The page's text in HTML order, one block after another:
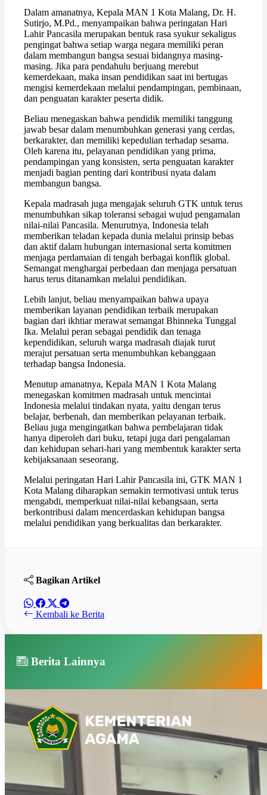
Dalam amanatnya, Kepala MAN 1 Kota Malang, Dr. H.
Sutirjo, M.Pd., menyampaikan bahwa peringatan Hari
Lahir Pancasila merupakan bentuk rasa syukur sekaligus
pengingat bahwa setiap warga negara memiliki peran
dalam membangun bangsa sesuai bidangnya masing-
masing. Jika para pendahulu berjuang merebut
kemerdekaan, maka insan pendidikan saat ini bertugas
mengisi kemerdekaan melalui pendampingan, pembinaan,
dan penguatan karakter peserta didik.
Beliau menegaskan bahwa pendidik memiliki tanggung
jawab besar dalam menumbuhkan generasi yang cerdas,
berkarakter, dan memiliki kepedulian terhadap sesama.
Oleh karena itu, pelayanan pendidikan yang prima,
pendampingan yang konsisten, serta penguatan karakter
menjadi bagian penting dari kontribusi nyata dalam
membangun bangsa.
Kepala madrasah juga mengajak seluruh GTK untuk terus
menumbuhkan sikap toleransi sebagai wujud pengamalan
nilai-nilai Pancasila. Menurutnya, Indonesia telah
memberikan teladan kepada dunia melalui prinsip bebas
dan aktif dalam hubungan internasional serta komitmen
menjaga perdamaian di tengah berbagai konflik global.
Semangat menghargai perbedaan dan menjaga persatuan
harus terus ditanamkan melalui pendidikan.
Lebih lanjut, beliau menyampaikan bahwa upaya
memberikan layanan pendidikan terbaik merupakan
bagian dari ikhtiar merawat semangat Bhinneka Tunggal
Ika. Melalui peran sebagai pendidik dan tenaga
kependidikan, seluruh warga madrasah diajak turut
merajut persatuan serta menumbuhkan kebanggaan
terhadap bangsa Indonesia.
Menutup amanatnya, Kepala MAN 1 Kota Malang
menegaskan komitmen madrasah untuk mencintai
Indonesia melalui tindakan nyata, yaitu dengan terus
belajar, berbenah, dan memberikan pelayanan terbaik.
Beliau juga mengingatkan bahwa pembelajaran tidak
hanya diperoleh dari buku, tetapi juga dari pengalaman
dan kehidupan sehari-hari yang membentuk karakter serta
kebijaksanaan seseorang.
Melalui peringatan Hari Lahir Pancasila ini, GTK MAN 1
Kota Malang diharapkan semakin termotivasi untuk terus
mengabdi, memperkuat nilai-nilai kebangsaan, serta
berkontribusi dalam mencerdaskan kehidupan bangsa
melalui pendidikan yang berkualitas dan berkarakter.
Bagikan Artikel
Kembali ke Berita
Berita Lainnya